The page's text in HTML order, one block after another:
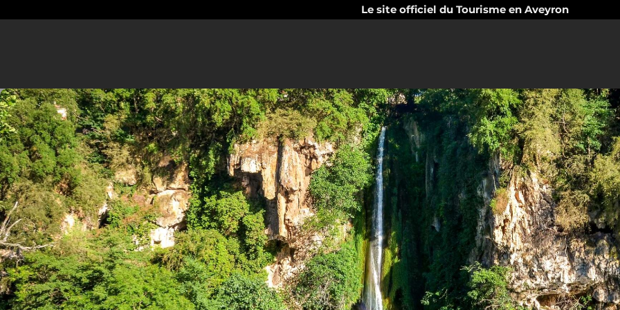
Le site officiel du Tourisme en Aveyron